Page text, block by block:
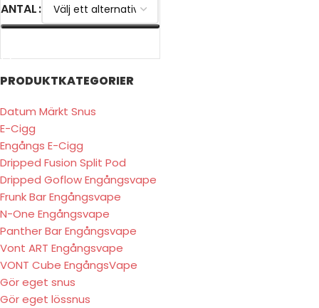
PRODUKTKATEGORIER
Datum Märkt Snus
E-Cigg
Engångs E-Cigg
Dripped Fusion Split Pod
Dripped Goflow Engångsvape
Frunk Bar Engångsvape
N-One Engångsvape
Panther Bar Engångsvape
Vont ART Engångsvape
VONT Cube EngångsVape
Gör eget snus
Gör eget lössnus
ANTAL